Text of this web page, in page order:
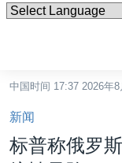
碍
链
接
跳中国
中国时间 17:37 2026年
新闻
标普称俄罗